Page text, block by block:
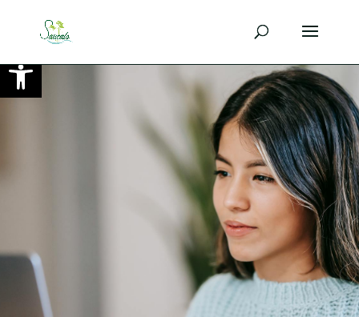
Ouvrir la barre d’outils